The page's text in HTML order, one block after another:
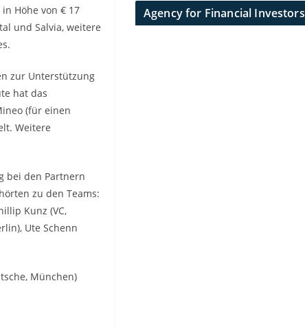
Höhe von € 17
und Salvia, weitere
zur Unterstützung
hat das
(für einen
Weitere
bei den Partnern
zu den Teams:
Kunz (VC,
Ute Schenn
München)
Agency for Financial Investors